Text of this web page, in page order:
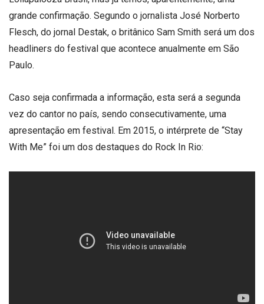
grande confirmação. Segundo o jornalista José Norberto
Flesch, do jornal Destak, o britânico Sam Smith será um dos
headliners do festival que acontece anualmente em São
Paulo.
Caso seja confirmada a informação, esta será a segunda
vez do cantor no país, sendo consecutivamente, uma
apresentação em festival. Em 2015, o intérprete de “Stay
With Me” foi um dos destaques do Rock In Rio: